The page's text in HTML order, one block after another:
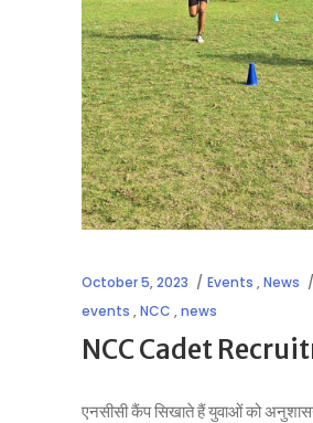
October 5, 2023 Events ,News
events ,NCC ,news
NCC Cadet
एनसीसी कैंप सिखाते हैं युवाओं को